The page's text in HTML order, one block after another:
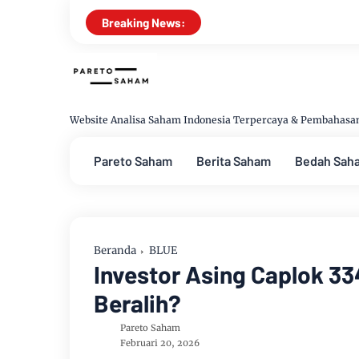
Breaking News:
Website Analisa Saham Indonesia Terpercaya &
Pareto Saham Berita Saham Bedah
Beranda BLUE
Investor Asing Caplok
Beralih?
Pareto Saham
Februari 20, 2026